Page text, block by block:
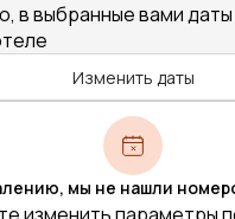
в выбранные вами
Изменить даты
мы не нашли